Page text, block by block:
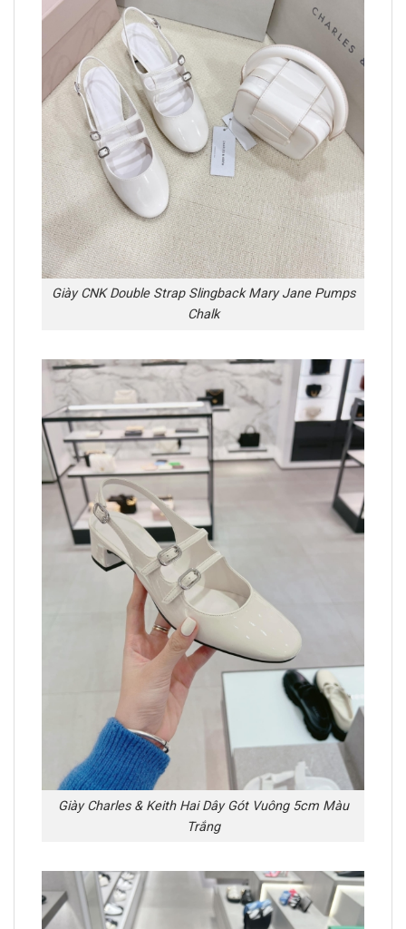
Giày CNK Double Strap Slingback Mary Jane Pumps
Chalk
Giày Charles & Keith Hai Dây Gót Vuông 5cm Màu
Trắng